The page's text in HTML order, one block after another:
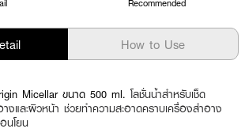
Recommended
How to Use
Micellar ขนาด 500 ml. โลชั่นน้ำสำหรับเช็ด
งและผิวหน้า ช่วยทำความสะอาดคราบเครื่องสำอาง
นโยน